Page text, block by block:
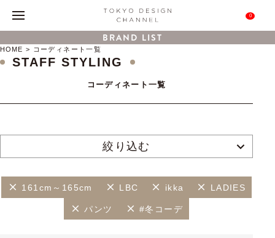
0
BRAND LIST
HOME コーディネート一覧
STAFF STYLING
コーディネート一覧
絞り込む
161cm～165cm LBC ikka LADIES
パンツ #冬コーデ